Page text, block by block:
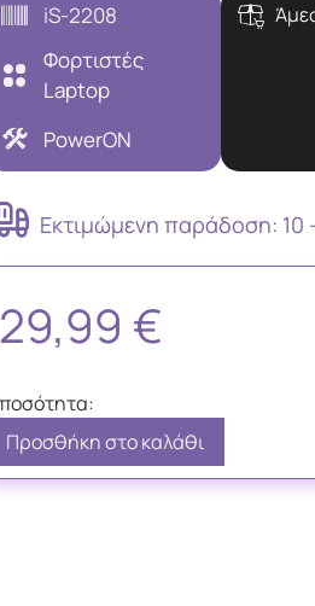
iS-2208
Φορτιστές
Laptop
PowerON
Εκτιμώμενη παράδoση: 10
29,99 €
Προσθήκη στο καλάθι